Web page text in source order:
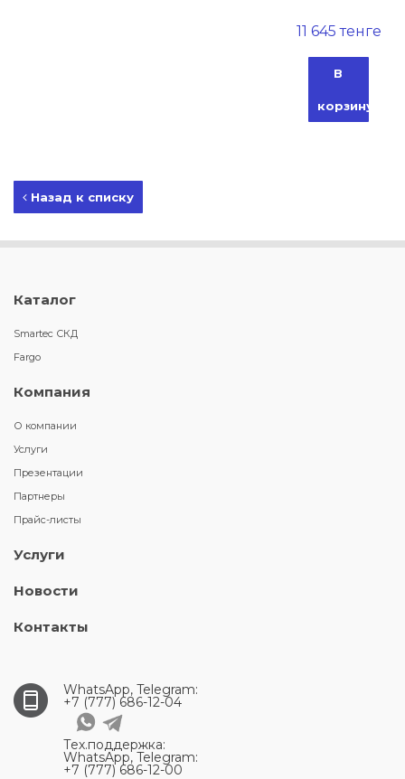
11 645 тенге
В
корзину
Назад к списку
Каталог
Smartec СКД
Fargo
Компания
О компании
Услуги
Презентации
Партнеры
Прайс-листы
Услуги
Новости
Контакты
WhatsApp, Telegram:
+7 (777) 686-12-04
Тех.поддержка:
WhatsApp, Telegram:
+7 (777) 686-12-00